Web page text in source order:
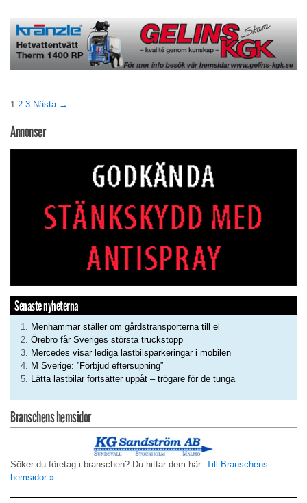
1 2 3 Nästa →
Annonser
Senaste nyheterna
Menhammar ställer om gårdstransporterna till el
Örebro får Sveriges största truckstopp
Mercedes visar lediga lastbilsparkeringar i mobilen
M Sverige: ”Förbjud eftersupning”
Lätta lastbilar fortsätter uppåt – trögare för de tunga
Branschens hemsidor
Söker du företag i branschen? Du hittar dem här: Till Branschens
hemsidor »